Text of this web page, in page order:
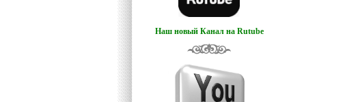
Наш новый Канал на Rutube